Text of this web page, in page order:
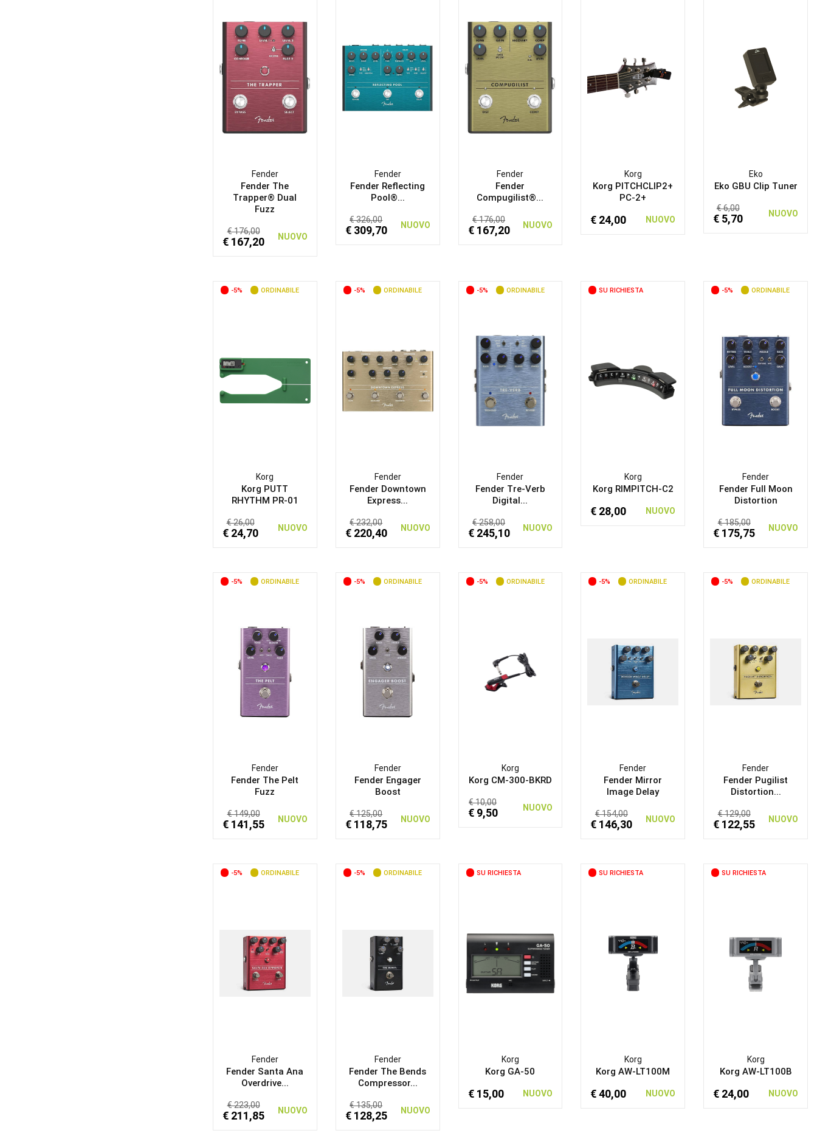
Fender
Fender The
Trapper® Dual
Fuzz
€ 176,00
€ 167,20 NUOVO
Fender
Fender Reflecting
Pool®...
€ 326,00
€ 309,70 NUOVO
Fender
Fender
Compugilist®...
€ 176,00
€ 167,20 NUOVO
Korg
Korg PITCHCLIP2+
PC-2+
€ 24,00 NUOVO
Eko
Eko GBU Clip Tuner
€ 6,00
€ 5,70 NUOVO
-5% ORDINABILE
Korg
Korg PUTT
RHYTHM PR-01
€ 26,00
€ 24,70 NUOVO
-5% ORDINABILE
Fender
Fender Downtown
Express...
€ 232,00
€ 220,40 NUOVO
-5% ORDINABILE
Fender
Fender Tre-Verb
Digital...
€ 258,00
€ 245,10 NUOVO
SU RICHIESTA
Korg
Korg RIMPITCH-C2
€ 28,00 NUOVO
-5% ORDINABILE
Fender
Fender Full Moon
Distortion
€ 185,00
€ 175,75 NUOVO
-5% ORDINABILE
Fender
Fender The Pelt
Fuzz
€ 149,00
€ 141,55 NUOVO
-5% ORDINABILE
Fender
Fender Engager
Boost
€ 125,00
€ 118,75 NUOVO
-5% ORDINABILE
Korg
Korg CM-300-BKRD
€ 10,00
€ 9,50 NUOVO
-5% ORDINABILE
Fender
Fender Mirror
Image Delay
€ 154,00
€ 146,30 NUOVO
-5% ORDINABILE
Fender
Fender Pugilist
Distortion...
€ 129,00
€ 122,55 NUOVO
-5% ORDINABILE
Fender
Fender Santa Ana
Overdrive...
€ 223,00
€ 211,85 NUOVO
-5% ORDINABILE
Fender
Fender The Bends
Compressor...
€ 135,00
€ 128,25 NUOVO
SU RICHIESTA
Korg
Korg GA-50
€ 15,00 NUOVO
SU RICHIESTA
Korg
Korg AW-LT100M
€ 40,00 NUOVO
SU RICHIESTA
Korg
Korg AW-LT100B
€ 24,00 NUOVO